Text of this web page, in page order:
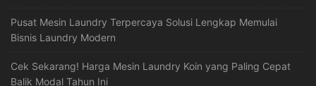
Pusat Mesin Laundry Terpercaya Solusi Lengkap Memulai
Bisnis Laundry Modern
Cek Sekarang! Harga Mesin Laundry Koin yang Paling Cepat
Balik Modal Tahun Ini